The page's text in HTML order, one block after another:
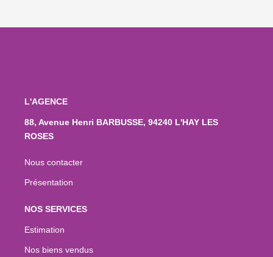
L'AGENCE
88, Avenue Henri BARBUSSE, 94240 L'HAY LES
ROSES
Nous contacter
Présentation
NOS SERVICES
Estimation
Nos biens vendus